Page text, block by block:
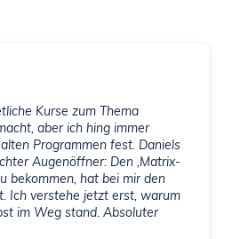
Kurse zum Thema
aber ich hing immer
Programmen fest. Daniels
Augenöffner: Den ‚Matrix-
bekommen, hat bei mir den
Ich verstehe jetzt erst, warum
im Weg stand. Absoluter